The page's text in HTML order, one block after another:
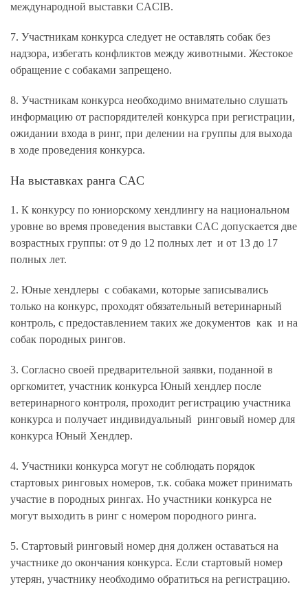
международной выставки CACIB.
7. Участникам конкурса следует не оставлять собак без
надзора, избегать конфликтов между животными. Жестокое
обращение с собаками запрещено.
8. Участникам конкурса необходимо внимательно слушать
информацию от распорядителей конкурса при регистрации,
ожидании входа в ринг, при делении на группы для выхода
в ходе проведения конкурса.
На выставках ранга CAC
1. К конкурсу по юниорскому хендлингу на национальном
уровне во время проведения выставки СAC допускается две
возрастных группы: от 9 до 12 полных лет и от 13 до 17
полных лет.
2. Юные хендлеры с собаками, которые записывались
только на конкурс, проходят обязательный ветеринарный
контроль, с предоставлением таких же документов как и на
собак породных рингов.
3. Согласно своей предварительной заявки, поданной в
оргкомитет, участник конкурса Юный хендлер после
ветеринарного контроля, проходит регистрацию участника
конкурса и получает индивидуальный ринговый номер для
конкурса Юный Хендлер.
4. Участники конкурса могут не соблюдать порядок
стартовых ринговых номеров, т.к. собака может принимать
участие в породных рингах. Но участники конкурса не
могут выходить в ринг с номером породного ринга.
5. Стартовый ринговый номер дня должен оставаться на
участнике до окончания конкурса. Если стартовый номер
утерян, участнику необходимо обратиться на регистрацию.